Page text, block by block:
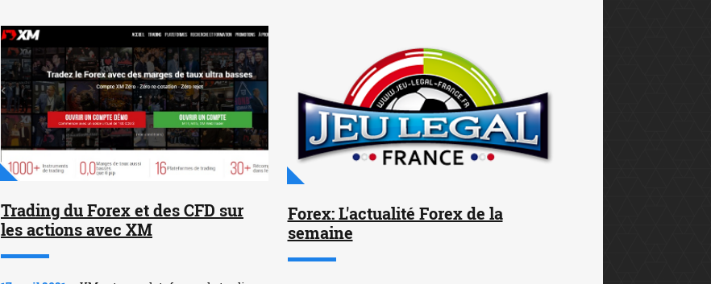
Trading du Forex et des CFD sur
les actions avec XM
Forex: L'actualité Forex de la
semaine